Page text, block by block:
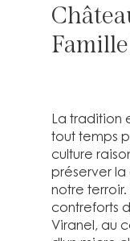
La tradition
tout temps
culture
préserver
notre
contreforts
Viranel, au